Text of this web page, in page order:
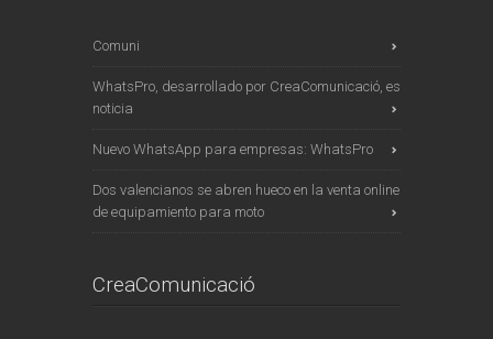
Comuni
WhatsPro, desarrollado por CreaComunicació, es
noticia
Nuevo WhatsApp para empresas: WhatsPro
Dos valencianos se abren hueco en la venta online
de equipamiento para moto
CreaComunicació